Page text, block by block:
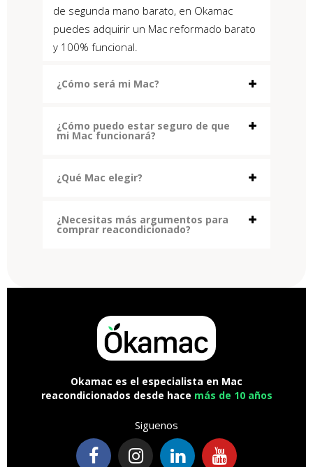
de segunda mano barato, en Okamac
puedes adquirir un Mac reformado barato
y 100% funcional.
¿Cómo será mi Mac?
¿Cómo puedo estar seguro de que
mi Mac funcionará?
¿Qué Mac elegir?
¿Necesitas más argumentos para
comprar reacondicionado?
Okamac es el especialista en Mac
reacondicionados desde hace más de 10 años
Siguenos